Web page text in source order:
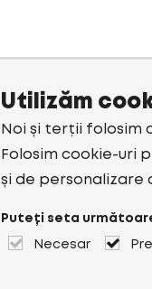
Utilizăm
Noi și terții folosim
Folosim cookie-uri
și de personalizare
Puteți seta
Necesar